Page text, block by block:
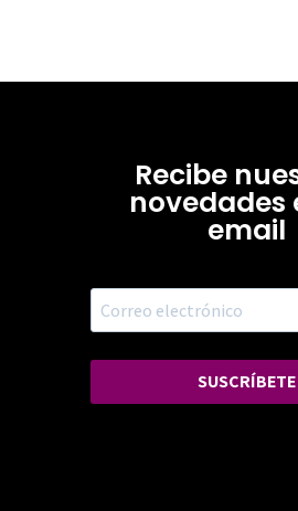
Recibe
novedades
email
SUSCRÍBETE